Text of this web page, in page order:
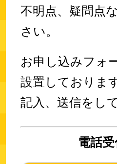
不明点、疑問点
さい。
お申し込みフォ
設置しておりま
記入、送信をし
電話